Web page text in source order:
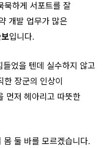
묵하게 서포트를 잘
개발 업무가 많은
입니다.
었을 텐데 실수하지 않고
장군의 인상이
먼저 헤아리고 따뜻한
둘 바를 모르겠습니다.